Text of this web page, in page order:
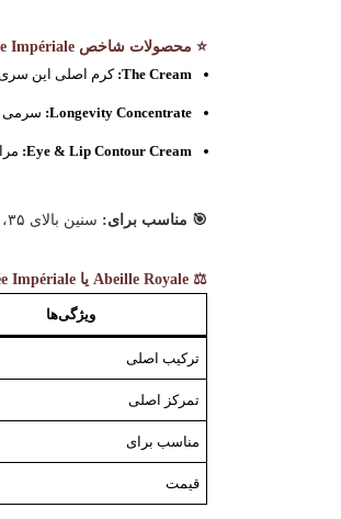
⭐ محصولات شاخص Orchidée Impériale:
The Cream: کرم اصلی این
Longevity Concentrate: سرمی
Eye & Lip Contour Cream:
🎯 مناسب برای: سنین بالای ۳۵، پوست‌های بالغ، حساس به چین‌وچروک یا دارای افتادگی.
⚖️ Abeille Royale یا Orchidée Impériale؟ کدام مناسب‌تر است؟
ویژگی‌ها
ترکیب اصلی
تمرکز اصلی
مناسب برای
قیمت